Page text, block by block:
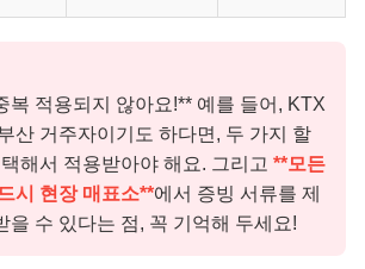
복 적용되지 않아요!** 예를 들어, KTX
산 거주자이기도 하다면, 두 가지 할
해서 적용받아야 해요. 그리고 **모든
시 현장 매표소**에서 증빙 서류를 제
을 수 있다는 점, 꼭 기억해 두세요!